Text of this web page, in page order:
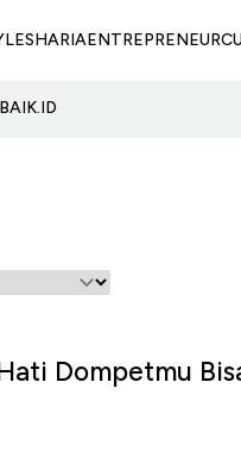
SHARIAENTREPRENEUR
Dompetmu